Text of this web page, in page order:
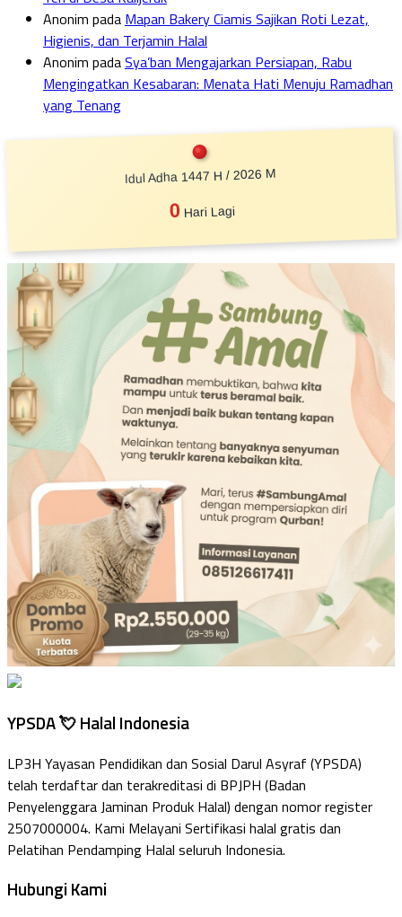
Anonim pada Mapan Bakery Ciamis Sajikan Roti Lezat,
Higienis, dan Terjamin Halal
Anonim padaSya’ban Mengajarkan Persiapan, Rabu
Mengingatkan Kesabaran: Menata Hati Menuju Ramadhan
yang Tenang
Idul Adha 1447 H / 2026 M
0 Hari Lagi
YPSDA 💘 Halal Indonesia
LP3H Yayasan Pendidikan dan Sosial Darul Asyraf (YPSDA)
telah terdaftar dan terakreditasi di BPJPH (Badan
Penyelenggara Jaminan Produk Halal) dengan nomor register
2507000004. Kami Melayani Sertifikasi halal gratis dan
Pelatihan Pendamping Halal seluruh Indonesia.
Hubungi Kami